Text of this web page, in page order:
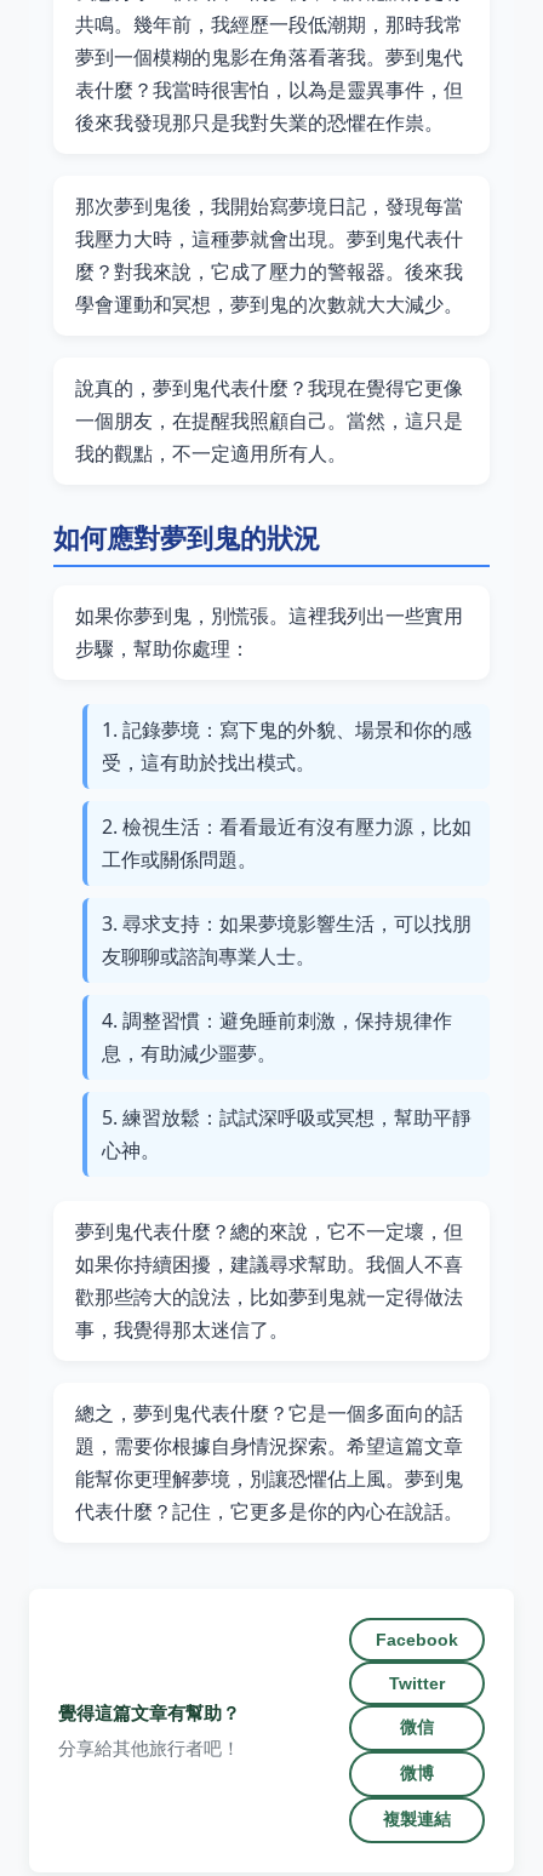
共鳴。幾年前，我經歷一段低潮期，那時我常
夢到一個模糊的鬼影在角落看著我。夢到鬼代
表什麼？我當時很害怕，以為是靈異事件，但
後來我發現那只是我對失業的恐懼在作祟。
那次夢到鬼後，我開始寫夢境日記，發現每當
我壓力大時，這種夢就會出現。夢到鬼代表什
麼？對我來說，它成了壓力的警報器。後來我
學會運動和冥想，夢到鬼的次數就大大減少。
說真的，夢到鬼代表什麼？我現在覺得它更像
一個朋友，在提醒我照顧自己。當然，這只是
我的觀點，不一定適用所有人。
如何應對夢到鬼的狀況
如果你夢到鬼，別慌張。這裡我列出一些實用
步驟，幫助你處理：
記錄夢境：寫下鬼的外貌、場景和你的感
受，這有助於找出模式。
檢視生活：看看最近有沒有壓力源，比如
工作或關係問題。
尋求支持：如果夢境影響生活，可以找朋
友聊聊或諮詢專業人士。
調整習慣：避免睡前刺激，保持規律作
息，有助減少噩夢。
練習放鬆：試試深呼吸或冥想，幫助平靜
心神。
夢到鬼代表什麼？總的來說，它不一定壞，但
如果你持續困擾，建議尋求幫助。我個人不喜
歡那些誇大的說法，比如夢到鬼就一定得做法
事，我覺得那太迷信了。
總之，夢到鬼代表什麼？它是一個多面向的話
題，需要你根據自身情況探索。希望這篇文章
能幫你更理解夢境，別讓恐懼佔上風。夢到鬼
代表什麼？記住，它更多是你的內心在說話。
覺得這篇文章有幫助？
分享給其他旅行者吧！
Facebook
Twitter
微信
微博
複製連結